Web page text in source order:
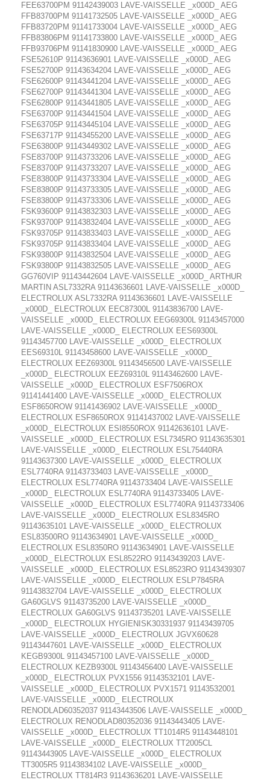
FEE63700PM 91142439003 LAVE-VAISSELLE _x000D_ AEG
FFB83700PM 91141732505 LAVE-VAISSELLE _x000D_ AEG
FFB83720PM 91141733004 LAVE-VAISSELLE _x000D_ AEG
FFB83806PM 91141733800 LAVE-VAISSELLE _x000D_ AEG
FFB93706PM 91141830900 LAVE-VAISSELLE _x000D_ AEG
FSE52610P 91143636901 LAVE-VAISSELLE _x000D_ AEG
FSE52700P 91143634204 LAVE-VAISSELLE _x000D_ AEG
FSE62600P 91143441204 LAVE-VAISSELLE _x000D_ AEG
FSE62700P 91143441304 LAVE-VAISSELLE _x000D_ AEG
FSE62800P 91143441805 LAVE-VAISSELLE _x000D_ AEG
FSE63700P 91143441504 LAVE-VAISSELLE _x000D_ AEG
FSE63705P 91143445104 LAVE-VAISSELLE _x000D_ AEG
FSE63717P 91143455200 LAVE-VAISSELLE _x000D_ AEG
FSE63800P 91143449302 LAVE-VAISSELLE _x000D_ AEG
FSE83700P 91143733206 LAVE-VAISSELLE _x000D_ AEG
FSE83700P 91143733207 LAVE-VAISSELLE _x000D_ AEG
FSE83800P 91143733304 LAVE-VAISSELLE _x000D_ AEG
FSE83800P 91143733305 LAVE-VAISSELLE _x000D_ AEG
FSE83800P 91143733306 LAVE-VAISSELLE _x000D_ AEG
FSK93600P 91143832303 LAVE-VAISSELLE _x000D_ AEG
FSK93700P 91143832404 LAVE-VAISSELLE _x000D_ AEG
FSK93705P 91143833403 LAVE-VAISSELLE _x000D_ AEG
FSK93705P 91143833404 LAVE-VAISSELLE _x000D_ AEG
FSK93800P 91143832504 LAVE-VAISSELLE _x000D_ AEG
FSK93800P 91143832505 LAVE-VAISSELLE _x000D_ AEG
GG760VIP 91143442604 LAVE-VAISSELLE _x000D_ ARTHUR
MARTIN ASL7332RA 91143636601 LAVE-VAISSELLE _x000D_
ELECTROLUX ASL7332RA 91143636601 LAVE-VAISSELLE
_x000D_ ELECTROLUX EEC87300L 91143836700 LAVE-
VAISSELLE _x000D_ ELECTROLUX EEG69300L 91143457000
LAVE-VAISSELLE _x000D_ ELECTROLUX EES69300L
91143457700 LAVE-VAISSELLE _x000D_ ELECTROLUX
EES69310L 91143458600 LAVE-VAISSELLE _x000D_
ELECTROLUX EEZ69300L 91143456500 LAVE-VAISSELLE
_x000D_ ELECTROLUX EEZ69310L 91143462600 LAVE-
VAISSELLE _x000D_ ELECTROLUX ESF7506ROX
91141441400 LAVE-VAISSELLE _x000D_ ELECTROLUX
ESF8650ROW 91141436902 LAVE-VAISSELLE _x000D_
ELECTROLUX ESF8650ROX 91141437002 LAVE-VAISSELLE
_x000D_ ELECTROLUX ESI8550ROX 91142636101 LAVE-
VAISSELLE _x000D_ ELECTROLUX ESL7345RO 91143635301
LAVE-VAISSELLE _x000D_ ELECTROLUX ESL75440RA
91143637300 LAVE-VAISSELLE _x000D_ ELECTROLUX
ESL7740RA 91143733403 LAVE-VAISSELLE _x000D_
ELECTROLUX ESL7740RA 91143733404 LAVE-VAISSELLE
_x000D_ ELECTROLUX ESL7740RA 91143733405 LAVE-
VAISSELLE _x000D_ ELECTROLUX ESL7740RA 91143733406
LAVE-VAISSELLE _x000D_ ELECTROLUX ESL8345RO
91143635101 LAVE-VAISSELLE _x000D_ ELECTROLUX
ESL83500RO 91143634901 LAVE-VAISSELLE _x000D_
ELECTROLUX ESL8350RO 91143634901 LAVE-VAISSELLE
_x000D_ ELECTROLUX ESL8522RO 91143439203 LAVE-
VAISSELLE _x000D_ ELECTROLUX ESL8523RO 91143439307
LAVE-VAISSELLE _x000D_ ELECTROLUX ESLP7845RA
91143832704 LAVE-VAISSELLE _x000D_ ELECTROLUX
GA60GLVS 91143735200 LAVE-VAISSELLE _x000D_
ELECTROLUX GA60GLVS 91143735201 LAVE-VAISSELLE
_x000D_ ELECTROLUX HYGIENISK30331937 91143439705
LAVE-VAISSELLE _x000D_ ELECTROLUX JGVX60628
91143447601 LAVE-VAISSELLE _x000D_ ELECTROLUX
KEGB9300L 91143457100 LAVE-VAISSELLE _x000D_
ELECTROLUX KEZB9300L 91143456400 LAVE-VAISSELLE
_x000D_ ELECTROLUX PVX1556 91143532101 LAVE-
VAISSELLE _x000D_ ELECTROLUX PVX1571 91143532001
LAVE-VAISSELLE _x000D_ ELECTROLUX
RENODLAD60352037 91143443506 LAVE-VAISSELLE _x000D_
ELECTROLUX RENODLAD80352036 91143443405 LAVE-
VAISSELLE _x000D_ ELECTROLUX TT1014R5 91143448101
LAVE-VAISSELLE _x000D_ ELECTROLUX TT2005CL
91143443905 LAVE-VAISSELLE _x000D_ ELECTROLUX
TT3005R5 91143834102 LAVE-VAISSELLE _x000D_
ELECTROLUX TT814R3 91143636201 LAVE-VAISSELLE